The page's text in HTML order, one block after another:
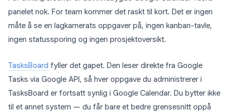
panelet nok. For team kommer det raskt til kort. Det er ingen
måte å se en lagkamerats oppgaver på, ingen kanban-tavle,
ingen statussporing og ingen prosjektoversikt.
TasksBoard fyller det gapet. Den leser direkte fra Google
Tasks via Google API, så hver oppgave du administrerer i
TasksBoard er fortsatt synlig i Google Calendar. Du bytter ikke
til et annet system — du får bare et bedre grensesnitt oppå